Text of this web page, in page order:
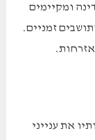
ומקיימים
זמניים.
את ענייני